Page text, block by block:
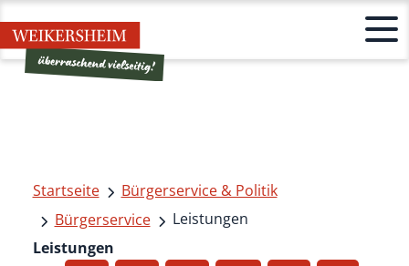
Startseite
Bürgerservice & Politik
Bürgerservice
Leistungen
Leistungen